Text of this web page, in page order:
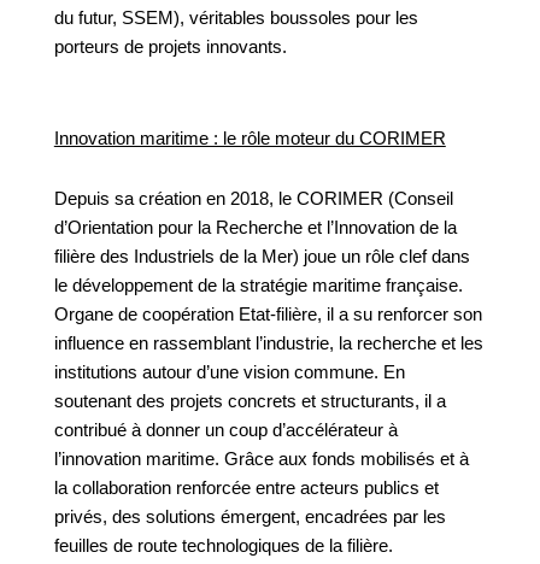
du futur, SSEM), véritables boussoles pour les
porteurs de projets innovants.
Innovation maritime : le rôle moteur du CORIMER
Depuis sa création en 2018, le CORIMER (Conseil
d’Orientation pour la Recherche et l’Innovation de la
filière des Industriels de la Mer) joue un rôle clef dans
le développement de la stratégie maritime française.
Organe de coopération Etat-filière, il a su renforcer son
influence en rassemblant l’industrie, la recherche et les
institutions autour d’une vision commune. En
soutenant des projets concrets et structurants, il a
contribué à donner un coup d’accélérateur à
l’innovation maritime. Grâce aux fonds mobilisés et à
la collaboration renforcée entre acteurs publics et
privés, des solutions émergent, encadrées par les
feuilles de route technologiques de la filière.